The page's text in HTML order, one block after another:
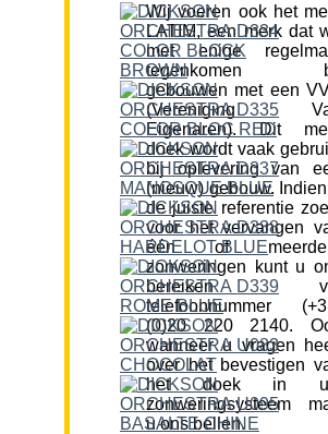
Wij voeren ook het
LATIM, een merk dat
met enige
tegenkomen
gebouwen met een
(Vereniging
Eigenaren). Dit
doek wordt vaak
bij oplevering van
(nieuw) gebouw.
de juiste referentie
voor het vervangen
één of
zonweringen kunt u
bereiken
telefoonnummer
(0)20 220 2140.
wanneer u vragen
over het bevestigen
het doek in
zonweringsysteem
u ons bellen.